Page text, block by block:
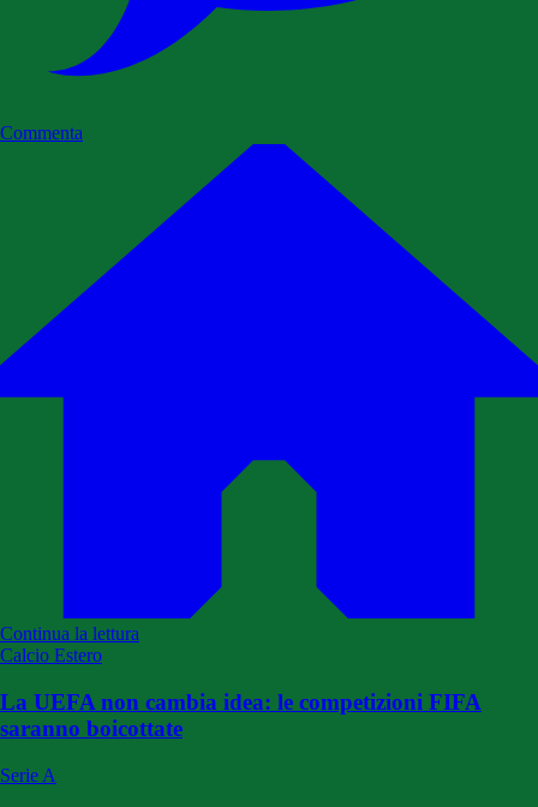
Commenta
Continua la lettura
Calcio Estero
La UEFA non cambia idea: le competizioni FIFA
saranno boicottate
Serie A